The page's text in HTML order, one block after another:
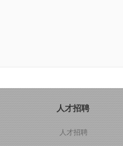
人才招聘
人才招聘